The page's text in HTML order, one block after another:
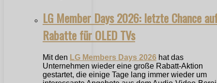
LG Member Days 2026: letzte Chance
Rabatte für OLED TVs
Mit den LG Members Days 2026 hat das
Unternehmen wieder eine große Rabatt-Aktion
gestartet, die einige Tage lang immer wieder um